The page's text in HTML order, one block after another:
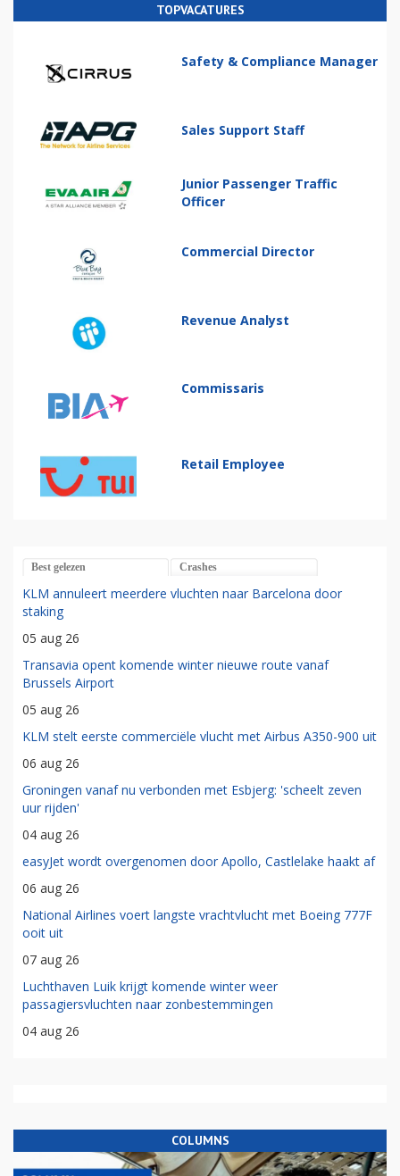
TOPVACATURES
Safety & Compliance Manager
Sales Support Staff
Junior Passenger Traffic
Officer
Commercial Director
Revenue Analyst
Commissaris
Retail Employee
Best gelezen Crashes
KLM annuleert meerdere vluchten naar Barcelona door
staking
05 aug 26
Transavia opent komende winter nieuwe route vanaf
Brussels Airport
05 aug 26
KLM stelt eerste commerciële vlucht met Airbus A350-900 uit
06 aug 26
Groningen vanaf nu verbonden met Esbjerg: 'scheelt zeven
uur rijden'
04 aug 26
easyJet wordt overgenomen door Apollo, Castlelake haakt af
06 aug 26
National Airlines voert langste vrachtvlucht met Boeing 777F
ooit uit
07 aug 26
Luchthaven Luik krijgt komende winter weer
passagiersvluchten naar zonbestemmingen
04 aug 26
COLUMNS